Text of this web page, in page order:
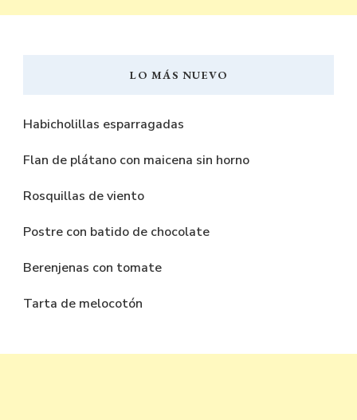
LO MÁS NUEVO
Habicholillas esparragadas
Flan de plátano con maicena sin horno
Rosquillas de viento
Postre con batido de chocolate
Berenjenas con tomate
Tarta de melocotón